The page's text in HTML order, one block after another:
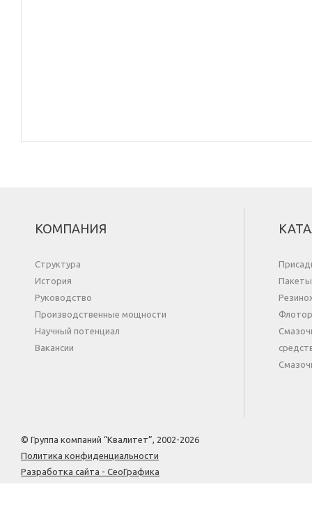
КОМПАНИЯ
Структура
История
Руководство
Производственные мощности
Научный потенциал
Вакансии
© Группа компаний “Квалитет”, 2002-2026
Политика конфиденциальности
Разработка сайта - СеоГрафика